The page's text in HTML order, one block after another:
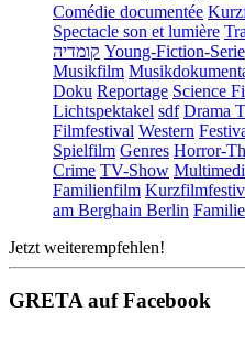
Comédie documentée
Spectacle son et lumière
קומדיה Young-Fiction-Serie
Musikfilm
Doku Reportage Science
Lichtspektakel sdf Drama
Filmfestival Western
Spielfilm Genres Horror-
Crime TV-Show
Familienfilm
am Berghain Berlin
Jetzt weiterempfehlen!
GRETA auf Facebook